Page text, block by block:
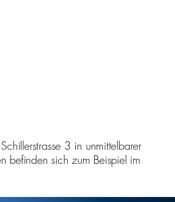
3 in unmittelbarer
befinden sich zum Beispiel im